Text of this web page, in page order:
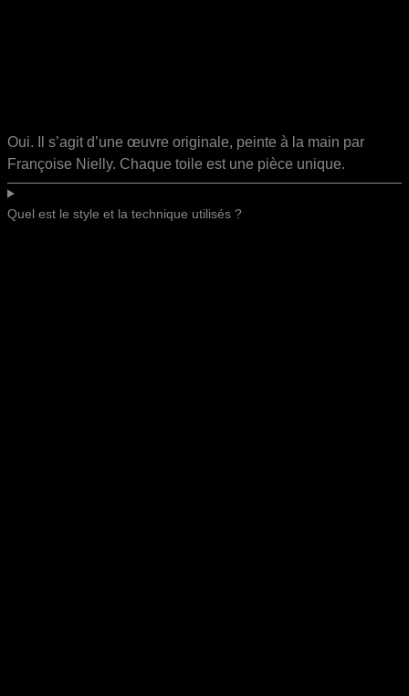
Oui. Il s’agit d’une œuvre originale, peinte à la main par
Françoise Nielly. Chaque toile est une pièce unique.
Quel est le style et la technique utilisés ?